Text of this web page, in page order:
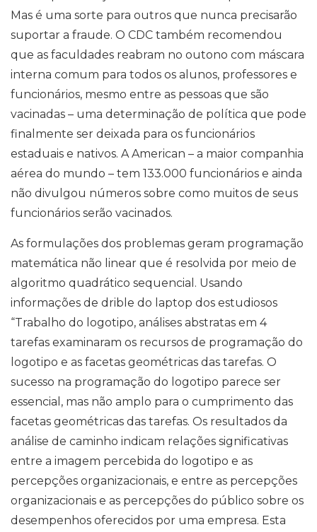
Mas é uma sorte para outros que nunca precisarão
suportar a fraude. O CDC também recomendou
que as faculdades reabram no outono com máscara
interna comum para todos os alunos, professores e
funcionários, mesmo entre as pessoas que são
vacinadas – uma determinação de política que pode
finalmente ser deixada para os funcionários
estaduais e nativos. A American – a maior companhia
aérea do mundo – tem 133.000 funcionários e ainda
não divulgou números sobre como muitos de seus
funcionários serão vacinados.
As formulações dos problemas geram programação
matemática não linear que é resolvida por meio de
algoritmo quadrático sequencial. Usando
informações de drible do laptop dos estudiosos
“Trabalho do logotipo, análises abstratas em 4
tarefas examinaram os recursos de programação do
logotipo e as facetas geométricas das tarefas. O
sucesso na programação do logotipo parece ser
essencial, mas não amplo para o cumprimento das
facetas geométricas das tarefas. Os resultados da
análise de caminho indicam relações significativas
entre a imagem percebida do logotipo e as
percepções organizacionais, e entre as percepções
organizacionais e as percepções do público sobre os
desempenhos oferecidos por uma empresa. Esta